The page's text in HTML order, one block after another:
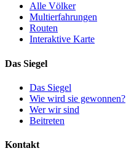
Alle Völker
Multierfahrungen
Routen
Interaktive Karte
Das Siegel
Das Siegel
Wie wird sie gewonnen?
Wer wir sind
Beitreten
Kontakt